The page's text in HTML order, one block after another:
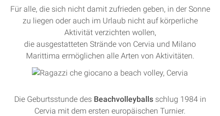
Für alle, die sich nicht damit zufrieden geben, in der Sonne
zu liegen oder auch im Urlaub nicht auf körperliche
Aktivität verzichten wollen,
die ausgestatteten Strände von Cervia und Milano
Marittima ermöglichen alle Arten von Aktivitäten.
Die Geburtsstunde des Beachvolleyballsschlug 1984 in
Cervia mit dem ersten europäischen Turnier.